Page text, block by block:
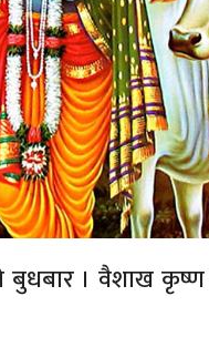
। वैशाख कृष्ण